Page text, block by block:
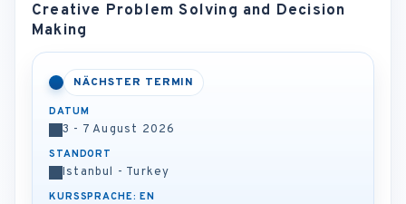
Creative Problem Solving and Decision
Making
NÄCHSTER TERMIN
DATUM
3 - 7 August 2026
STANDORT
Istanbul - Turkey
KURSSPRACHE: EN